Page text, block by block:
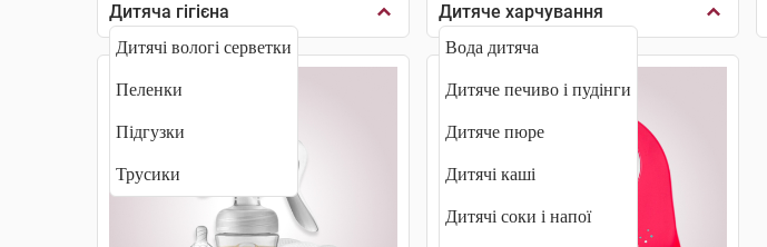
Дитяча гігієна
Дитячі вологі серветки
Пеленки
Підгузки
Трусики
Дитяче харчування
Вода дитяча
Дитяче печиво і пудінги
Дитяче пюре
Дитячі каші
Дитячі соки і напої